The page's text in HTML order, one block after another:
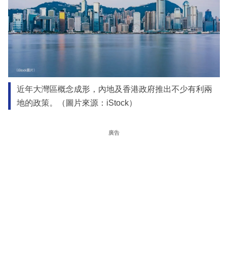
近年大灣區概念成形，內地及香港政府推出不少有利兩
地的政策。（圖片來源：iStock）
廣告